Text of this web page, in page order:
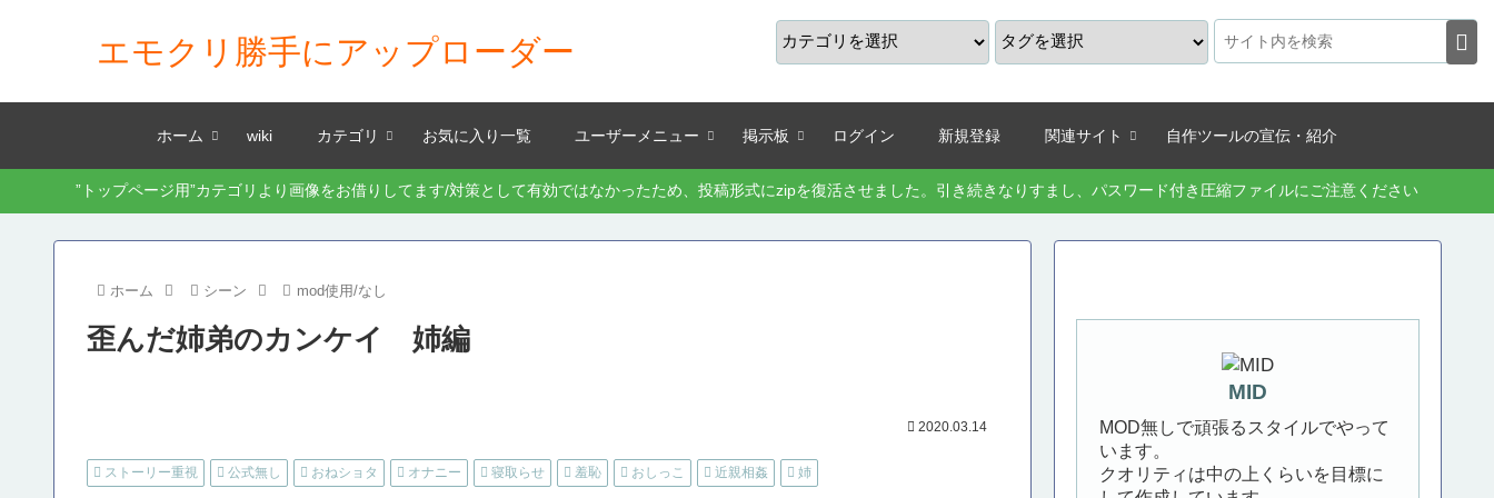
エモクリ勝手にアップローダー
ホーム wiki カテゴリ お気に入り一覧 ユーザーメニュー 掲示板 ログイン 新規登録 関連サイト 自作ツールの宣伝・紹介
”トップページ用”カテゴリより画像をお借りしてます/対策として有効ではなかったため、投稿形式にzipを復活させました。引き続きなりすまし、パスワード付き圧縮ファイルにご注意ください
ホーム シーン mod使用/なし
歪んだ姉弟のカンケイ 姉編
2020.03.14
ストーリー重視 公式無し おねショタ オナニー 寝取らせ 羞恥 おしっこ 近親相姦 姉
MID
MOD無しで頑張るスタイルでやって
います。
クオリティは中の上くらいを目標に